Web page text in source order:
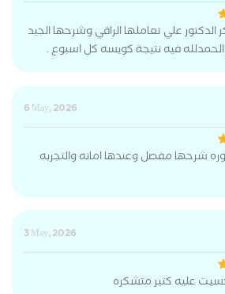
الدكتور علي تعاملها الراقي وشرحها الجيد
فيه نتيجة كويسه كل اسبوع .
6 May, 2026
شرحها مفصل وعندها امانه والتجربه
3 May, 2026
عليه كتير متشكره